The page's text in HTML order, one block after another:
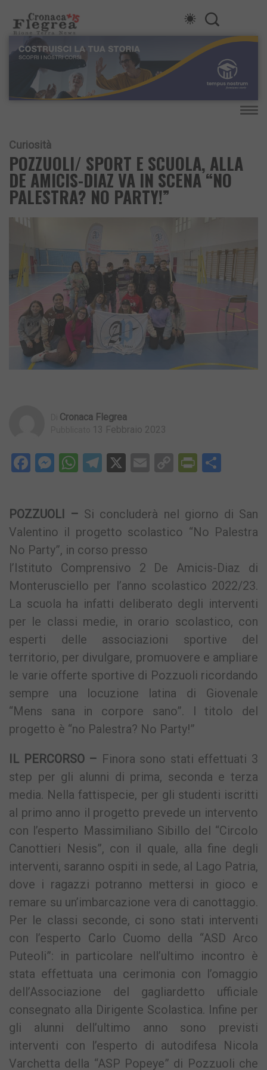
Curiosità
POZZUOLI/ SPORT E SCUOLA, ALLA
DE AMICIS-DIAZ VA IN SCENA “NO
PALESTRA? NO PARTY!”
Cronaca Flegrea
13 Febbraio 2023
Facebook
Messenger
WhatsApp
Telegram
X EmailCopy
POZZUOLI – Si concluderà nel giorno di San
Valentino il progetto scolastico “No Palestra
No Party”, in corso presso
l’Istituto Comprensivo 2 De Amicis-Diaz di
Monterusciello per l’anno scolastico 2022/23.
La scuola ha infatti deliberato degli interventi
per le classi medie, in orario scolastico, con
esperti delle associazioni sportive del
territorio, per divulgare, promuovere e ampliare
le varie offerte sportive di Pozzuoli ricordando
sempre una locuzione latina di Giovenale
“Mens sana in corpore sano”. l titolo del
progetto è “no Palestra? No Party!”
IL PERCORSO – Finora sono stati effettuati 3
step per gli alunni di prima, seconda e terza
media. Nella fattispecie, per gli studenti iscritti
al primo anno il progetto prevede un intervento
con l’esperto Massimiliano Sibillo del “Circolo
Canottieri Nesis”, con il quale, alla fine degli
interventi, saranno ospiti in sede, al Lago Patria,
dove i ragazzi potranno mettersi in gioco e
remare su un’imbarcazione vera di canottaggio.
Per le classi seconde, ci sono stati interventi
con l’esperto Carlo Cuomo della “ASD Arco
Puteoli”: in particolare nell’ultimo incontro è
stata effettuata una cerimonia con l’omaggio
dell’Associazione del gagliardetto ufficiale
consegnato alla Dirigente Scolastica. Infine per
gli alunni dell’ultimo anno sono previsti
interventi con l’esperto di autodifesa Nicola
Varchetta della “ASP Popeye” di Pozzuoli che